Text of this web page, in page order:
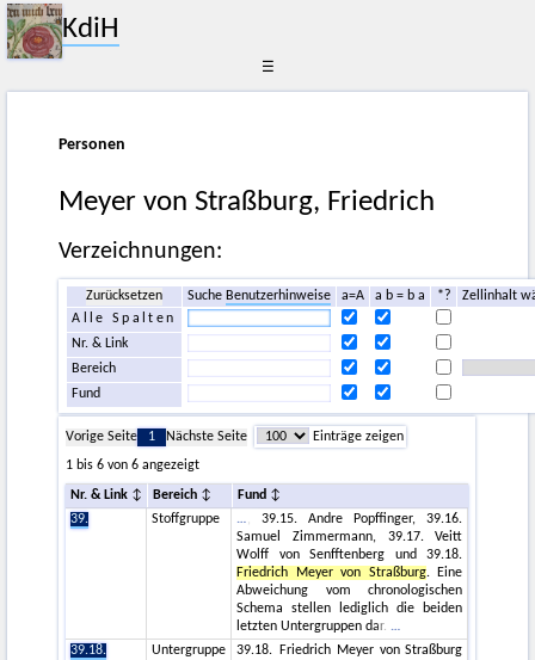
KdiH
☰
Personen
Meyer von Straßburg, Friedrich
Verzeichnungen:
Zurücksetzen SucheBenutzerhinweise a=A a b = b a *?
Zellinhalt
Alle Spalten
Nr. & Link
Bereich
Fund
Vorige Seite 1 Nächste Seite
Einträge zeigen
1 bis 6 von 6 angezeigt
Nr. & Link Bereich
Fund
39.
Stoffgruppe
, 39.15. Andre Popffinger, 39.16.
Samuel Zimmermann, 39.17. Veitt
Wolff von Senfftenberg und 39.18.
Friedrich Meyer von Straßburg. Eine
Abweichung vom chronologischen
Schema stellen lediglich die beiden
letzten Untergruppen dar.
39.18.
Untergruppe
39.18. Friedrich Meyer von Straßburg